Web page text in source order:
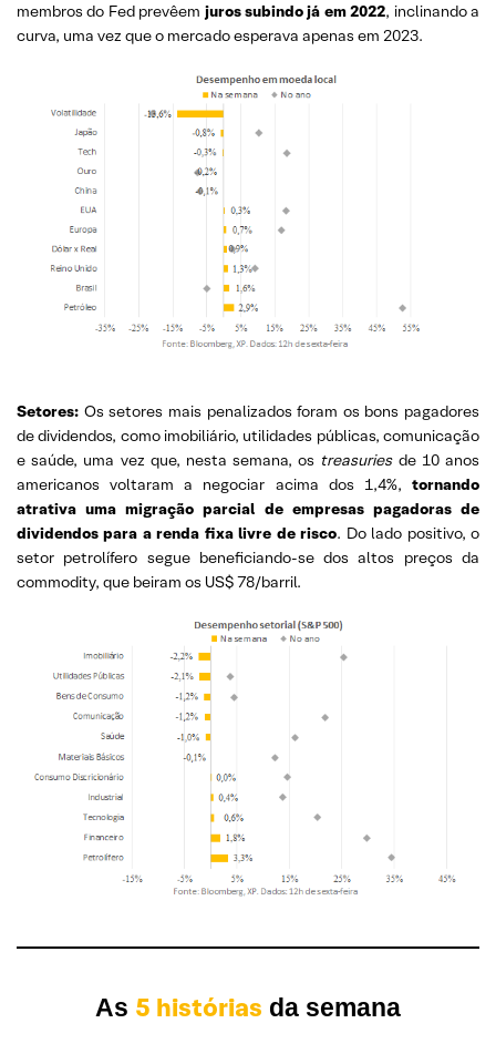
membros do Fed prevêem juros subindo já em 2022, inclinando a
curva, uma vez que o mercado esperava apenas em 2023.
Setores: Os setores mais penalizados foram os bons pagadores
de dividendos, como imobiliário, utilidades públicas, comunicação
e saúde, uma vez que, nesta semana, os treasuries de 10 anos
americanos voltaram a negociar acima dos 1,4%, tornando
atrativa uma migração parcial de empresas pagadoras de
dividendos para a renda fixa livre de risco. Do lado positivo, o
setor petrolífero segue beneficiando-se dos altos preços da
commodity, que beiram os US$ 78/barril.
As 5 histórias da semana